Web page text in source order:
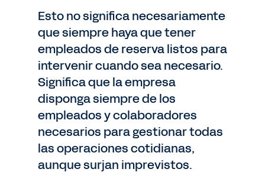
Esto no significa necesariamente
que siempre haya que tener
empleados de reserva listos para
intervenir cuando sea necesario.
Significa que la empresa
disponga siempre de los
empleados y colaboradores
necesarios para gestionar todas
las operaciones cotidianas,
aunque surjan imprevistos.